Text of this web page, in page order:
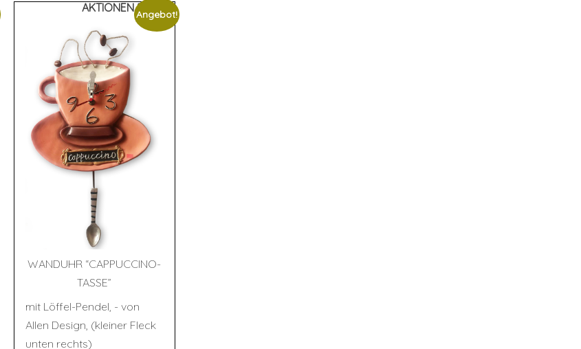
AKTIONEN %%%
Angebot!
WAND­UHR “CAP­PUC­CI­NO-
TAS­SE”
mit Löffel-Pendel, - von
Allen Design, (kleiner Fleck
unten rechts)